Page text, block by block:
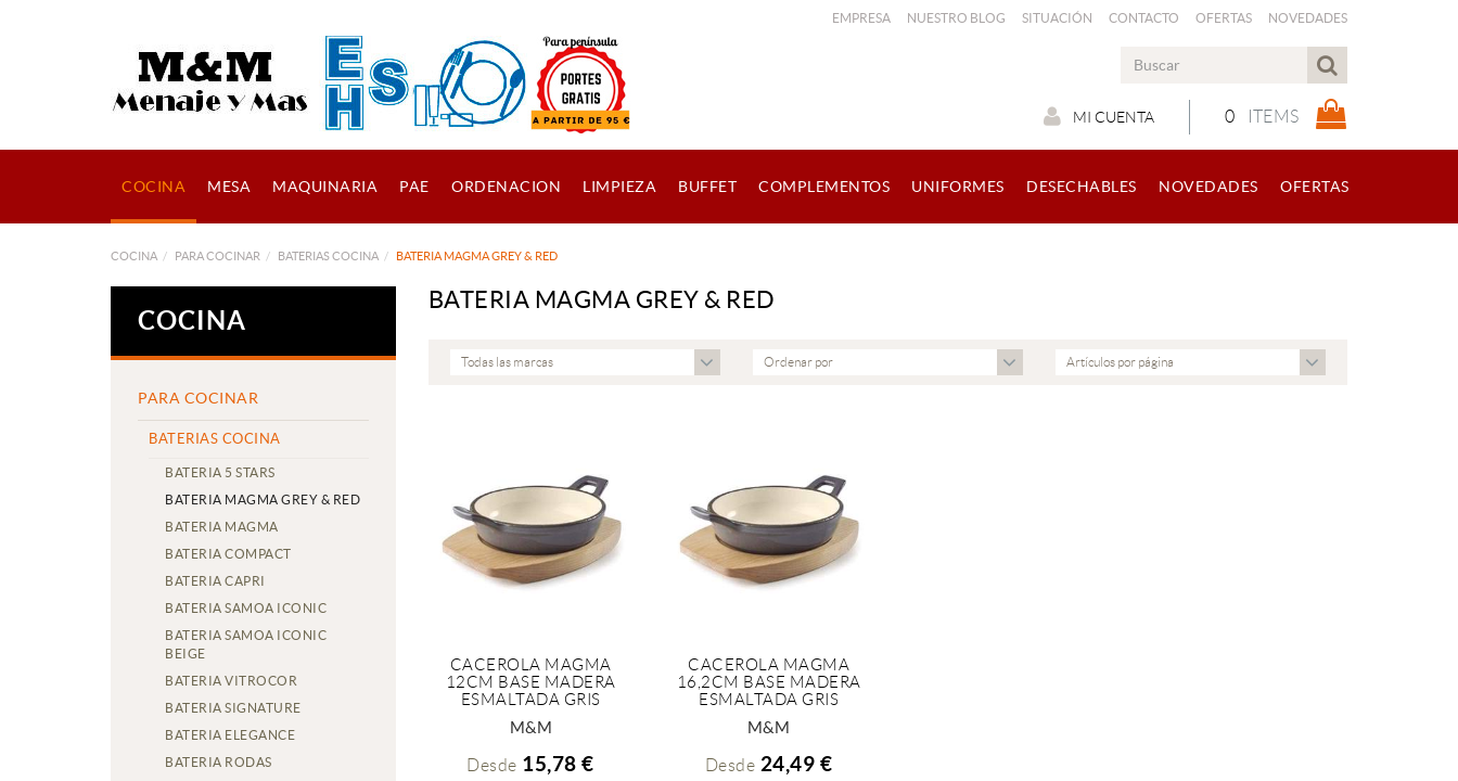
EMPRESA NUESTRO BLOG SITUACIÓN CONTACTO OFERTAS NOVEDADES
0 ITEMS
MI CUENTA
COCINA MESA MAQUINARIA PAE ORDENACION LIMPIEZA BUFFET COMPLEMENTOS UNIFORMES DESECHABLES NOVEDADES OFERTAS
COCINA PARA COCINAR BATERIAS COCINA BATERIA MAGMA GREY & RED
COCINA
PARA COCINAR
BATERIAS COCINA
BATERIA 5 STARS
BATERIA MAGMA GREY & RED
BATERIA MAGMA
BATERIA COMPACT
BATERIA CAPRI
BATERIA SAMOA ICONIC
BATERIA SAMOA ICONIC
BEIGE
BATERIA VITROCOR
BATERIA SIGNATURE
BATERIA ELEGANCE
BATERIA RODAS
BATERIA MAGMA GREY & RED
Todas las marcas Ordenar por Artículos por página
+ INFO
CACEROLA MAGMA
12CM BASE MADERA
ESMALTADA GRIS
M&M
Desde 15,78 €
+ INFO
CACEROLA MAGMA
16,2CM BASE MADERA
ESMALTADA GRIS
M&M
Desde 24,49 €